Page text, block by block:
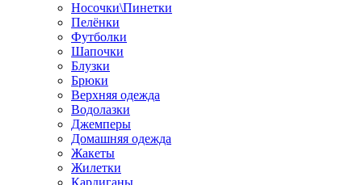
Носочки\Пинетки
Пелёнки
Футболки
Шапочки
Блузки
Брюки
Верхняя одежда
Водолазки
Джемперы
Домашняя одежда
Жакеты
Жилетки
Кардиганы